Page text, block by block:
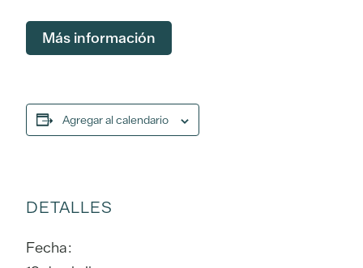
Más información
Agregar al calendario
DETALLES
Fecha: